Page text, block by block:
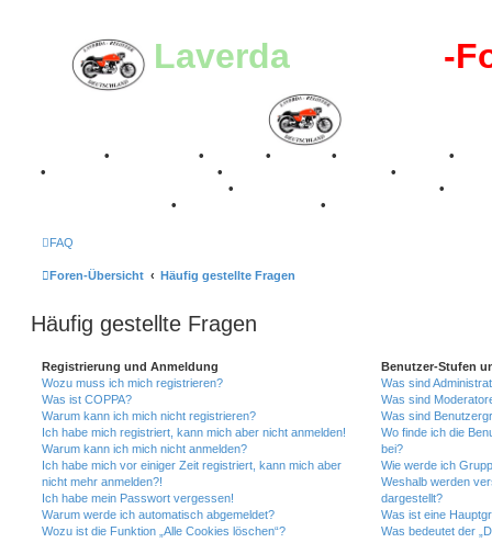
Laverda-Register -
• • • • •
•
•
•
•
•
• •
FAQ
Foren-Übersicht Häufig gestellte Fragen
Häufig gestellte Fragen
Registrierung und Anmeldung
Wozu muss ich mich registrieren?
Was ist COPPA?
Warum kann ich mich nicht registrieren?
Ich habe mich registriert, kann mich aber nicht anmelden!
Warum kann ich mich nicht anmelden?
Ich habe mich vor einiger Zeit registriert, kann mich aber
nicht mehr anmelden?!
Ich habe mein Passwort vergessen!
Warum werde ich automatisch abgemeldet?
Wozu ist die Funktion „Alle Cookies löschen“?
Benutzer-Stufen
Was sind
Was sind
Was sind
Wo finde ich die
bei?
Wie werde ich
Weshalb werden
dargestellt?
Was ist eine
Was bedeutet der